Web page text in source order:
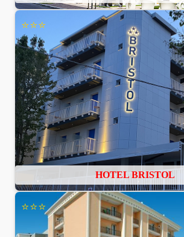
⭐⭐⭐
HOTEL BRISTOL
⭐⭐⭐